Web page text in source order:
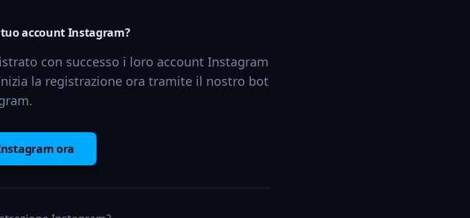
account Instagram?
con successo i loro account Instagram
la registrazione ora tramite il nostro bot
ora